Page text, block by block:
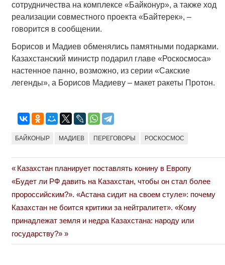
сотрудничества на комплексе «Байконур», а также ход
реализации совместного проекта «Байтерек», –
говорится в сообщении.
Борисов и Мадиев обменялись памятными подарками.
Казахстанский министр подарил главе «Роскосмоса»
настенное панно, возможно, из серии «Сакские
легенды», а Борисов Мадиеву – макет ракеты Протон.
БАЙКОНЫР МАДИЕВ ПЕРЕГОВОРЫ РОСКОСМОС
Навигация
по
записям
Previous
Post:
Казахстан планирует поставлять конину в Европу
Next
Post:
«Будет ли РФ давить на Казахстан, чтобы он стал более
пророссийским?». «Астана сидит на своем стуле»: почему
Казахстан не боится критики за нейтралитет». «Кому
принадлежат земля и недра Казахстана: народу или
государству?»